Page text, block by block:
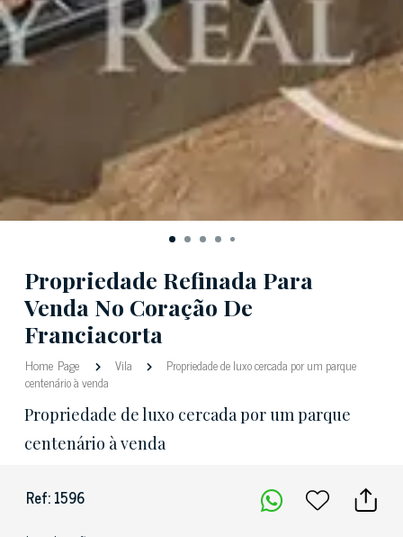
Propriedade Refinada Para
Venda No Coração De
Franciacorta
Home Page Vila
Propriedade de luxo cercada por um parque
centenário à venda
Propriedade de luxo cercada por um parque
centenário à venda
Ref: 1596